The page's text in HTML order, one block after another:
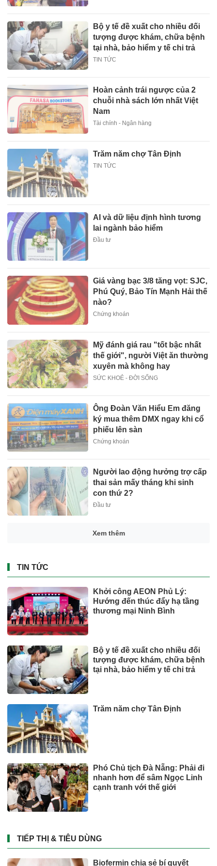
Bộ y tế đề xuất cho nhiều đối
tượng được khám, chữa bệnh
tại nhà, bảo hiểm y tế chi trả
TIN TỨC
Hoàn cảnh trái ngược của 2
chuỗi nhà sách lớn nhất Việt
Nam
Tài chính - Ngân hàng
Trăm năm chợ Tân Định
TIN TỨC
AI và dữ liệu định hình tương
lai ngành bảo hiểm
Đầu tư
Giá vàng bạc 3/8 tăng vọt: SJC,
Phú Quý, Bảo Tín Mạnh Hải thế
nào?
Chứng khoán
Mỹ đánh giá rau "tốt bậc nhất
thế giới", người Việt ăn thường
xuyên mà không hay
SỨC KHOẺ - ĐỜI SỐNG
Ông Đoàn Văn Hiểu Em đăng
ký mua thêm DMX ngay khi cổ
phiếu lên sàn
Chứng khoán
Người lao động hưởng trợ cấp
thai sản mấy tháng khi sinh
con thứ 2?
Đầu tư
Xem thêm
TIN TỨC
Khởi công AEON Phủ Lý:
Hướng đến thúc đẩy hạ tầng
thương mại Ninh Bình
Bộ y tế đề xuất cho nhiều đối
tượng được khám, chữa bệnh
tại nhà, bảo hiểm y tế chi trả
Trăm năm chợ Tân Định
Phó Chủ tịch Đà Nẵng: Phải đi
nhanh hơn để sâm Ngọc Linh
cạnh tranh với thế giới
TIẾP THỊ & TIÊU DÙNG
Biofermin chia sẻ bí quyết